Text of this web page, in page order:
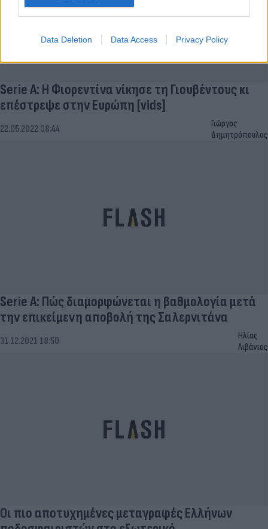
Data Deletion Data Access Privacy Policy
Serie A: Η Φιορεντίνα νίκησε τη Γιουβέντους κι
επέστρεψε στην Ευρώπη [vids]
22.05.2022 08:44
Γιώργος
Δημητρόπουλος
Serie A: Πώς διαμορφώνεται η βαθμολογία μετά
την επικείμενη αποβολή της Σαλερνιτάνα
31.12.2021 18:50
Ηλίας
Λιβάνιος
Οι πιο αποτυχημένες μεταγραφές Ελλήνων